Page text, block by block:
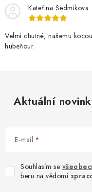
Kateřina Sedmikova
Velmi chutné, našemu
hubeňour.
Aktuální
E-mail
Souhlasím se
beru na vědomí